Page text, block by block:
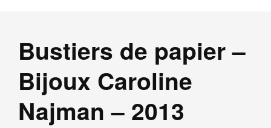
Bustiers de papier –
Bijoux Caroline
Najman – 2013